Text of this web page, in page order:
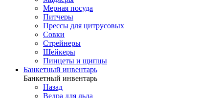
Мерная посуда
Питчеры
Прессы для цитрусовых
Совки
Стрейнеры
Шейкеры
Пинцеты и щипцы
Банкетный инвентарь
Банкетный инвентарь
Назад
Ведра для льда